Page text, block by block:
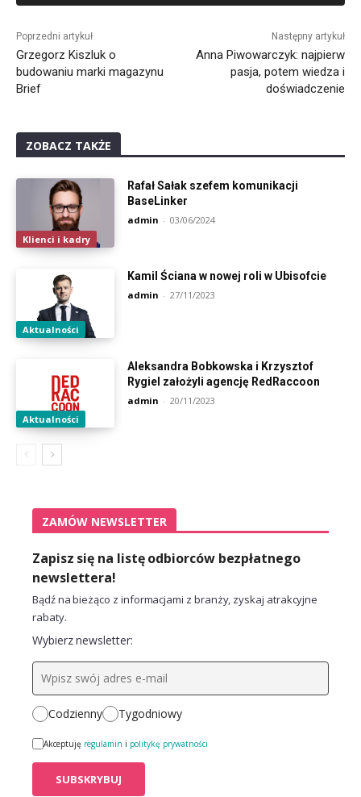
Poprzedni artykuł
Grzegorz Kiszluk o
budowaniu marki magazynu
Brief
Następny artykuł
Anna Piwowarczyk: najpierw
pasja, potem wiedza i
doświadczenie
ZOBACZ TAKŻE
Klienci i kadry
Rafał Sałak szefem komunikacji
BaseLinker
admin - 03/06/2024
Aktualności
Kamil Ściana w nowej roli w Ubisofcie
admin - 27/11/2023
Aktualności
Aleksandra Bobkowska i Krzysztof
Rygiel założyli agencję RedRaccoon
admin - 20/11/2023
ZAMÓW NEWSLETTER
Zapisz się na listę odbiorców bezpłatnego
newslettera!
Bądź na bieżąco z informacjami z branży, zyskaj atrakcyjne
rabaty.
Wybierz newsletter:
Codzienny Tygodniowy
Akceptuję regulamin i politykę prywatności